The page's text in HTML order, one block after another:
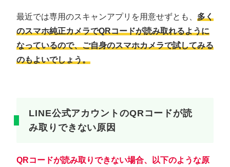
最近では専用のスキャンアプリを用意せずとも、 多く
のスマホ純正カメラでQRコードが読み取れるように
なっているので、ご自身のスマホカメラで試してみる
のもよいでしょう。
LINE公式アカウントのQRコードが読
み取りできない原因
QRコードが読み取りできない場合、以下のような原